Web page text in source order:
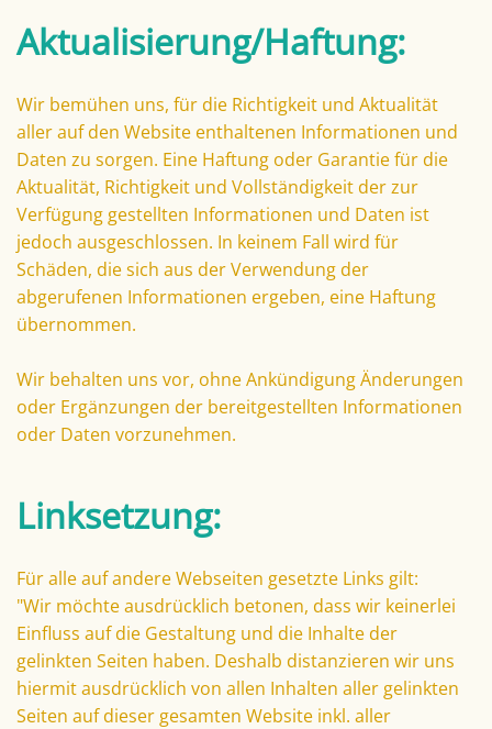
Aktualisierung/Haftung:
Wir bemühen uns, für die Richtigkeit und Aktualität
aller auf den Website enthaltenen Informationen und
Daten zu sorgen. Eine Haftung oder Garantie für die
Aktualität, Richtigkeit und Vollständigkeit der zur
Verfügung gestellten Informationen und Daten ist
jedoch ausgeschlossen. In keinem Fall wird für
Schäden, die sich aus der Verwendung der
abgerufenen Informationen ergeben, eine Haftung
übernommen.
Wir behalten uns vor, ohne Ankündigung Änderungen
oder Ergänzungen der bereitgestellten Informationen
oder Daten vorzunehmen.
Linksetzung:
Für alle auf andere Webseiten gesetzte Links gilt:
"Wir möchte ausdrücklich betonen, dass wir keinerlei
Einfluss auf die Gestaltung und die Inhalte der
gelinkten Seiten haben. Deshalb distanzieren wir uns
hiermit ausdrücklich von allen Inhalten aller gelinkten
Seiten auf dieser gesamten Website inkl. aller